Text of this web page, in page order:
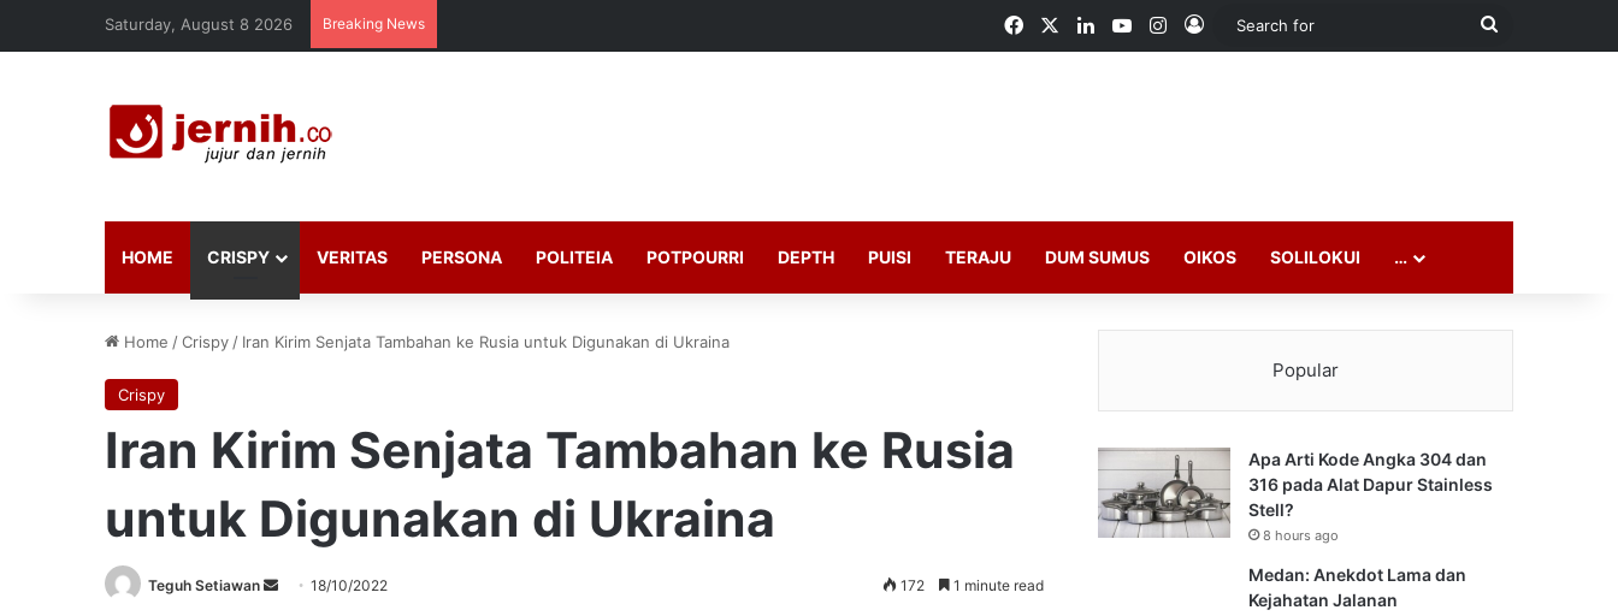
Saturday, August 8 2026 Breaking News FacebookLinkedInYouTubeInstagram
Log In
Search
HOME CRISPY VERITAS PERSONA POLITEIA POTPOURRI DEPTH PUISI TERAJU DUM SUMUS OIKOS SOLILOKUI …
Home /Crispy / Iran Kirim Senjata Tambahan ke Rusia untuk Digunakan di Ukraina
Crispy
Iran Kirim Senjata Tambahan ke Rusia
untuk Digunakan di Ukraina
Teguh Setiawan
Send18/10/2022 172 1 minute read
Popular
Apa Arti Kode Angka 304 dan
316 pada Alat Dapur Stainless
Stell?
8 hours ago
Medan: Anekdot Lama dan
Kejahatan Jalanan